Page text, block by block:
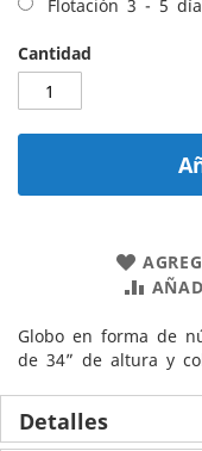
Flotación 3 - 5
Cantidad
Globo en forma de
de 34” de altura y
Detalles